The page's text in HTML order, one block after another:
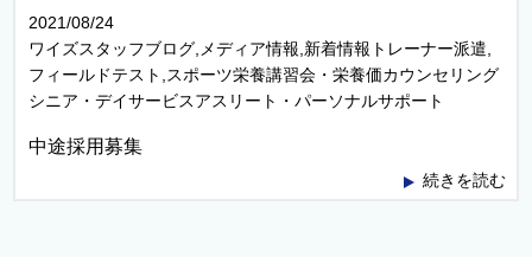
2021/08/24
ワイズスタッフブログ,メディア情報,新着情報トレーナー派遣,
フィールドテスト,スポーツ栄養講習会・栄養価カウンセリング
シニア・デイサービスアスリート・パーソナルサポート
中途採用募集
続きを読む